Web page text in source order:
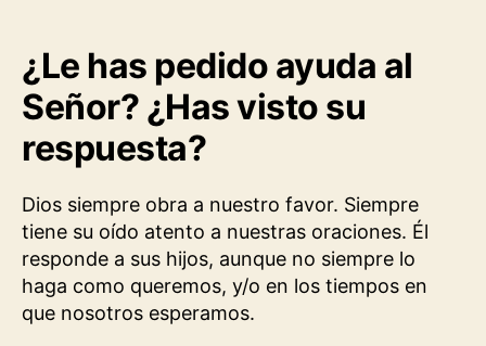
¿Le has pedido ayuda al
Señor? ¿Has visto su
respuesta?
Dios siempre obra a nuestro favor. Siempre
tiene su oído atento a nuestras oraciones. Él
responde a sus hijos, aunque no siempre lo
haga como queremos, y/o en los tiempos en
que nosotros esperamos.